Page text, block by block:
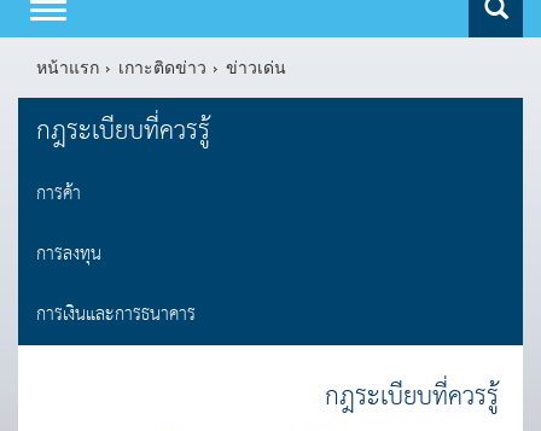
Toggle
navigation
หน้าแรก
เกาะติดข่าว ข่าวเด่น
กฎระเบียบที่ควรรู้
การค้า
การลงทุน
การเงินและการธนาคาร
กฎระเบียบที่ควรรู้